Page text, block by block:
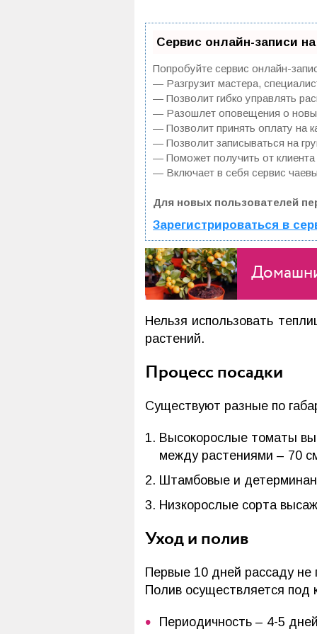
Сервис онлайн-записи
Попробуйте сервис онлайн-
— Разгрузит мастера,
— Позволит гибко управлять
— Разошлет оповещения о
— Позволит принять оплату на
— Позволит записываться на
— Поможет получить от клиента
— Включает в себя сервис
Для новых пользователей
Зарегистрироваться в
Нельзя использовать
растений.
Процесс посадки
Существуют разные по
Высокорослые томаты
между растениями – 70
Штамбовые и
Низкорослые сорта
Уход и полив
Первые 10 дней рассаду не
Полив осуществляется под
Периодичность – 4-5